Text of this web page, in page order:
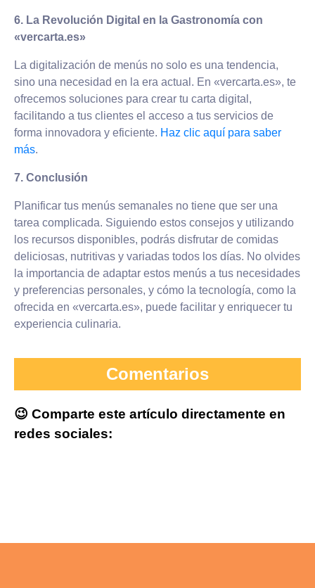
6. La Revolución Digital en la Gastronomía con
«vercarta.es»
La digitalización de menús no solo es una tendencia,
sino una necesidad en la era actual. En «vercarta.es», te
ofrecemos soluciones para crear tu carta digital,
facilitando a tus clientes el acceso a tus servicios de
forma innovadora y eficiente. Haz clic aquí para saber
más.
7. Conclusión
Planificar tus menús semanales no tiene que ser una
tarea complicada. Siguiendo estos consejos y utilizando
los recursos disponibles, podrás disfrutar de comidas
deliciosas, nutritivas y variadas todos los días. No olvides
la importancia de adaptar estos menús a tus necesidades
y preferencias personales, y cómo la tecnología, como la
ofrecida en «vercarta.es», puede facilitar y enriquecer tu
experiencia culinaria.
Comentarios
😉 Comparte este artículo directamente en
redes sociales: